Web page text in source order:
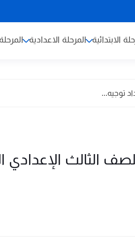
الابتدائية المرحلة الاعدادية
الثالث الإعدادي